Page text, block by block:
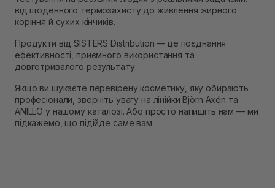
від щоденного термозахисту до живлення жирного
коріння й сухих кінчиків.
Продукти від SISTERS Distribution — це поєднання
ефективності, приємного використання та
довготривалого результату.
Якщо ви шукаєте перевірену косметику, яку обирають
професіонали, зверніть увагу на лінійки Björn Axén та
ANILLO у нашому каталозі. Або просто напишіть нам — ми
підкажемо, що підійде саме вам.